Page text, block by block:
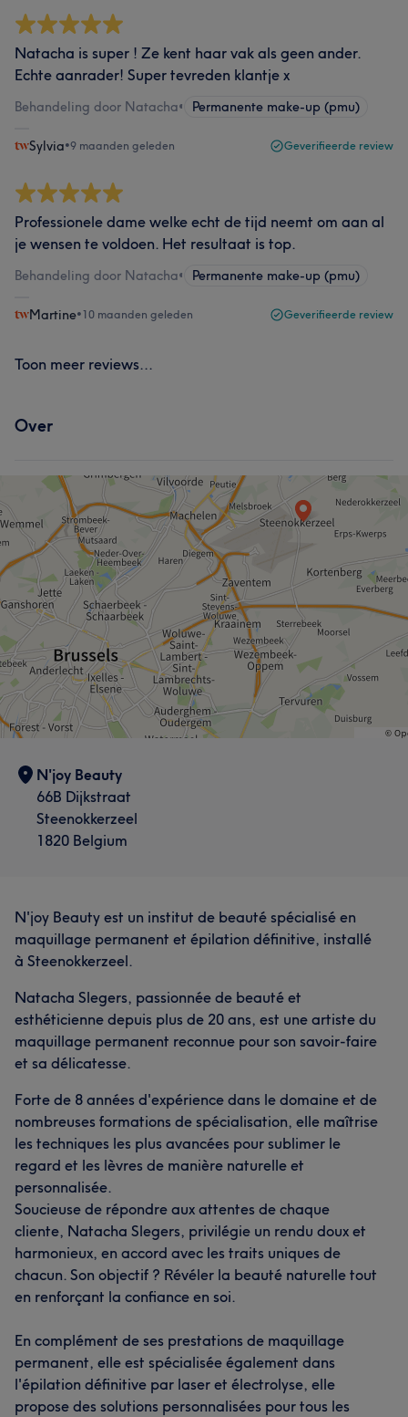
Natacha is super ! Ze kent haar vak als geen ander.
Echte aanrader! Super tevreden klantje x
Behandeling door Natacha• Permanente make-up (pmu)
Sylvia•9 maanden geleden Geverifieerde review
Professionele dame welke echt de tijd neemt om aan al
je wensen te voldoen. Het resultaat is top.
Behandeling door Natacha• Permanente make-up (pmu)
Martine•10 maanden geleden Geverifieerde review
Toon meer reviews...
Over
N'joy Beauty
66B Dijkstraat
Steenokkerzeel
1820 Belgium
N'joy Beauty est un institut de beauté spécialisé en
maquillage permanent et épilation définitive, installé
à Steenokkerzeel.
Natacha Slegers, passionnée de beauté et
esthéticienne depuis plus de 20 ans, est une artiste du
maquillage permanent reconnue pour son savoir-faire
et sa délicatesse.
Forte de 8 années d'expérience dans le domaine et de
nombreuses formations de spécialisation, elle maîtrise
les techniques les plus avancées pour sublimer le
regard et les lèvres de manière naturelle et
personnalisée.
Soucieuse de répondre aux attentes de chaque
cliente, Natacha Slegers, privilégie un rendu doux et
harmonieux, en accord avec les traits uniques de
chacun. Son objectif ? Révéler la beauté naturelle tout
en renforçant la confiance en soi.
En complément de ses prestations de maquillage
permanent, elle est spécialisée également dans
l'épilation définitive par laser et électrolyse, elle
propose des solutions personnalisées pour tous les